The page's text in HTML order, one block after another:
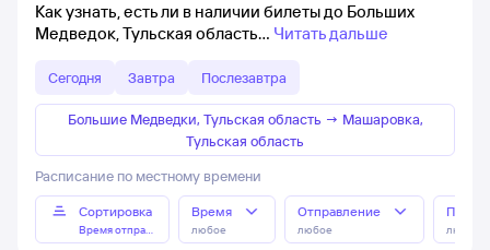
Как узнать, есть ли в наличии билеты до Больших
Медведок, Тульская область
Читать дальше
Сегодня Завтра Послезавтра
Большие Медведки, Тульская область → Машаровка,
Тульская область
Расписание по местному времени
Сортировка
Время отправления
Время
любое
Отправление
любое любое